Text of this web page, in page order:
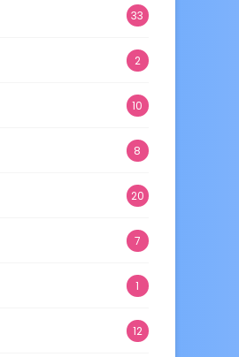
33
2
10
8
20
7
1
12